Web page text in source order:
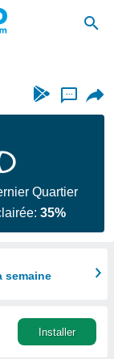
...
Quartier
35%
semaine
Installer